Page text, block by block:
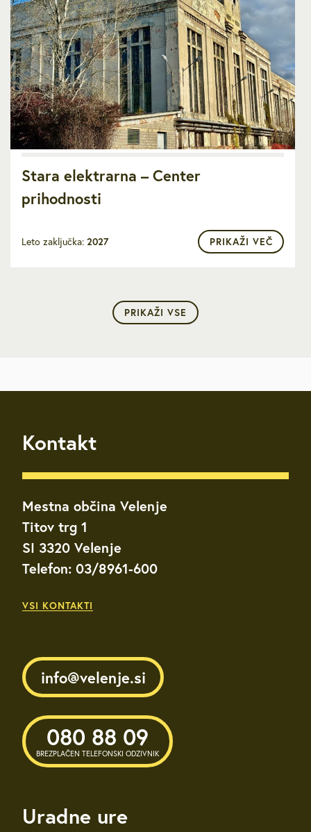
Stara elektrarna – Center
prihodnosti
Leto zaključka: 2027 PRIKAŽI VEČ
PRIKAŽI VSE
Kontakt
Mestna občina Velenje
Titov trg 1
SI 3320 Velenje
Telefon: 03/8961-600
VSI KONTAKTI
info@velenje.si
080 88 09
BREZPLAČEN TELEFONSKI ODZIVNIK
Uradne ure